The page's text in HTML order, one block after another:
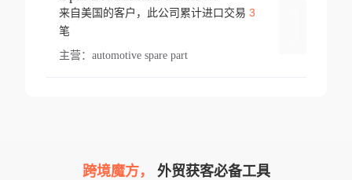
来自美国的客户，此公司累计进口交易 3
笔
主营： automotive spare part
跨境魔方， 外贸获客必备工具